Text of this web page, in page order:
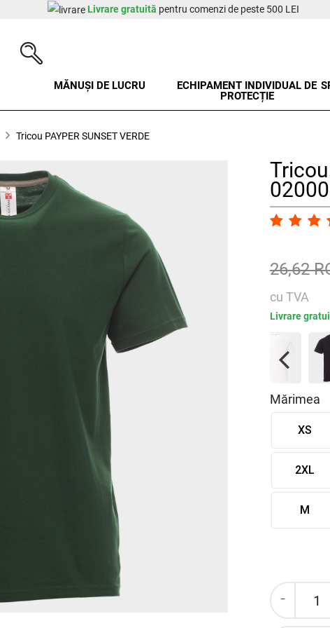
Livrare gratuită pentru comenzi de peste 500 LEI
MĂNUȘI DE LUCRU
ECHIPAMENT INDIVIDUAL DE
PROTECȚIE
Tricou PAYPER SUNSET VERDE
Tricou
26,62
cu TVA
Livrare
Previous
Mărimea
XS
2XL
M